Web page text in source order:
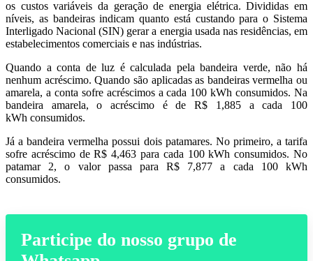
os custos variáveis da geração de energia elétrica. Divididas em
níveis, as bandeiras indicam quanto está custando para o Sistema
Interligado Nacional (SIN) gerar a energia usada nas residências, em
estabelecimentos comerciais e nas indústrias.
Quando a conta de luz é calculada pela bandeira verde, não há
nenhum acréscimo. Quando são aplicadas as bandeiras vermelha ou
amarela, a conta sofre acréscimos a cada 100 kWh consumidos. Na
bandeira amarela, o acréscimo é de R$ 1,885 a cada 100
kWh consumidos.
Já a bandeira vermelha possui dois patamares. No primeiro, a tarifa
sofre acréscimo de R$ 4,463 para cada 100 kWh consumidos. No
patamar 2, o valor passa para R$ 7,877 a cada 100 kWh
consumidos.
Participe do nosso grupo de